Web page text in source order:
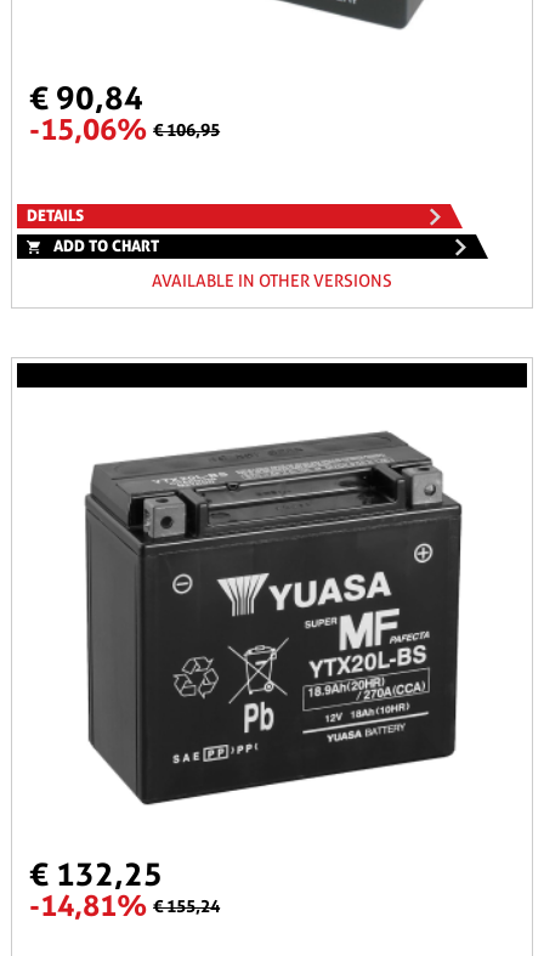
€ 90,84
-15,06% € 106,95
DETAILS
ADD TO CHART
AVAILABLE IN OTHER VERSIONS
€ 132,25
-14,81% € 155,24